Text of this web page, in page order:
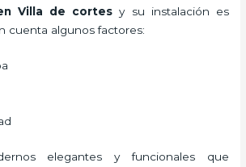
Villa de cortes y su instalación es
cuenta algunos factores:
elegantes y funcionales que